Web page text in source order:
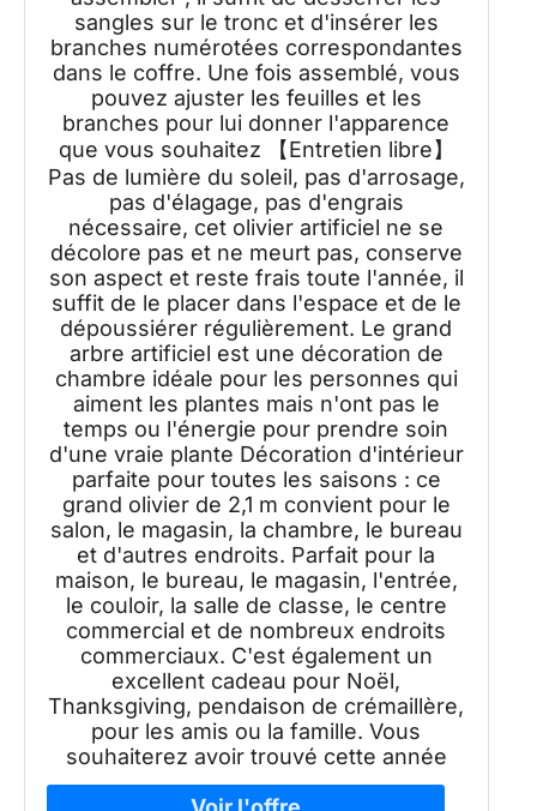
sangles sur le tronc et d'insérer les
branches numérotées correspondantes
dans le coffre. Une fois assemblé, vous
pouvez ajuster les feuilles et les
branches pour lui donner l'apparence
que vous souhaitez 【Entretien libre】
Pas de lumière du soleil, pas d'arrosage,
pas d'élagage, pas d'engrais
nécessaire, cet olivier artificiel ne se
décolore pas et ne meurt pas, conserve
son aspect et reste frais toute l'année, il
suffit de le placer dans l'espace et de le
dépoussiérer régulièrement. Le grand
arbre artificiel est une décoration de
chambre idéale pour les personnes qui
aiment les plantes mais n'ont pas le
temps ou l'énergie pour prendre soin
d'une vraie plante Décoration d'intérieur
parfaite pour toutes les saisons : ce
grand olivier de 2,1 m convient pour le
salon, le magasin, la chambre, le bureau
et d'autres endroits. Parfait pour la
maison, le bureau, le magasin, l'entrée,
le couloir, la salle de classe, le centre
commercial et de nombreux endroits
commerciaux. C'est également un
excellent cadeau pour Noël,
Thanksgiving, pendaison de crémaillère,
pour les amis ou la famille. Vous
souhaiterez avoir trouvé cette année